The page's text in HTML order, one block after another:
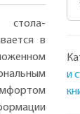
стола-
в
и